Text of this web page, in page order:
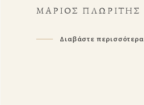
ΜΆΡΙΟΣ ΠΛΩΡΊΤΗΣ
Διαβάστε περισσότερα